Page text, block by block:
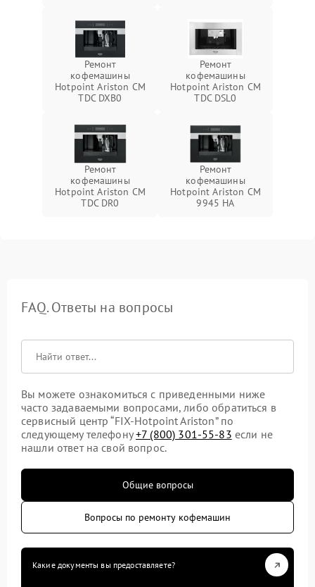
Ремонт
кофемашины
Hotpoint Ariston CM
TDC DXB0
Ремонт
кофемашины
Hotpoint Ariston CM
TDC DSL0
Ремонт
кофемашины
Hotpoint Ariston CM
TDC DR0
Ремонт
кофемашины
Hotpoint Ariston CM
9945 HA
FAQ. Ответы на вопросы
Вы можете ознакомиться с приведенными ниже
часто задаваемыми вопросами, либо обратиться в
сервисный центр “FIX-Hotpoint Ariston” по
следующему телефону+7 (800) 301-55-83 если не
нашли ответ на свой вопрос.
Общие вопросы
Вопросы по ремонту кофемашин
Какие документы вы предоставляете?